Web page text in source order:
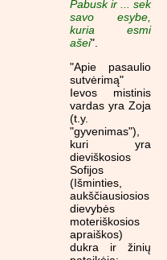
Pabusk ir ... sek
savo esybe,
kuria esmi
ašei".
"Apie pasaulio
sutvėrimą"
Ievos mistinis
vardas yra Zoja
(t.y.
"gyvenimas"),
kuri yra
dieviškosios
Sofijos
(Išminties,
aukščiausiosios
dievybės
moteriškosios
apraiškos)
dukra ir žinių